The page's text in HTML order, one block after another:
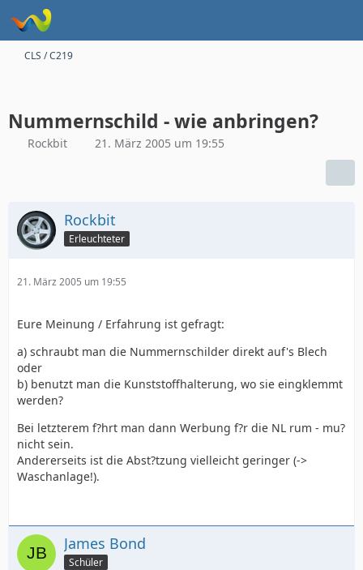
CLS / C219
Nummernschild - wie anbringen?
Rockbit 21. März 2005 um 19:55
Rockbit
Erleuchteter
21. März 2005 um 19:55
Eure Meinung / Erfahrung ist gefragt:
a) schraubt man die Nummernschilder direkt auf's Blech
oder
b) benutzt man die Kunststoffhalterung, wo sie eingklemmt
werden?
Bei letzterem f?hrt man dann Werbung f?r die NL rum - mu?
nicht sein.
Andererseits ist die Abst?tzung vielleicht geringer (->
Waschanlage!).
James Bond
Schüler